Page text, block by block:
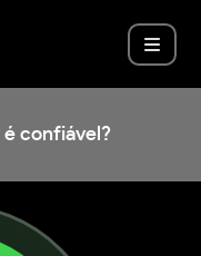
é confiável?